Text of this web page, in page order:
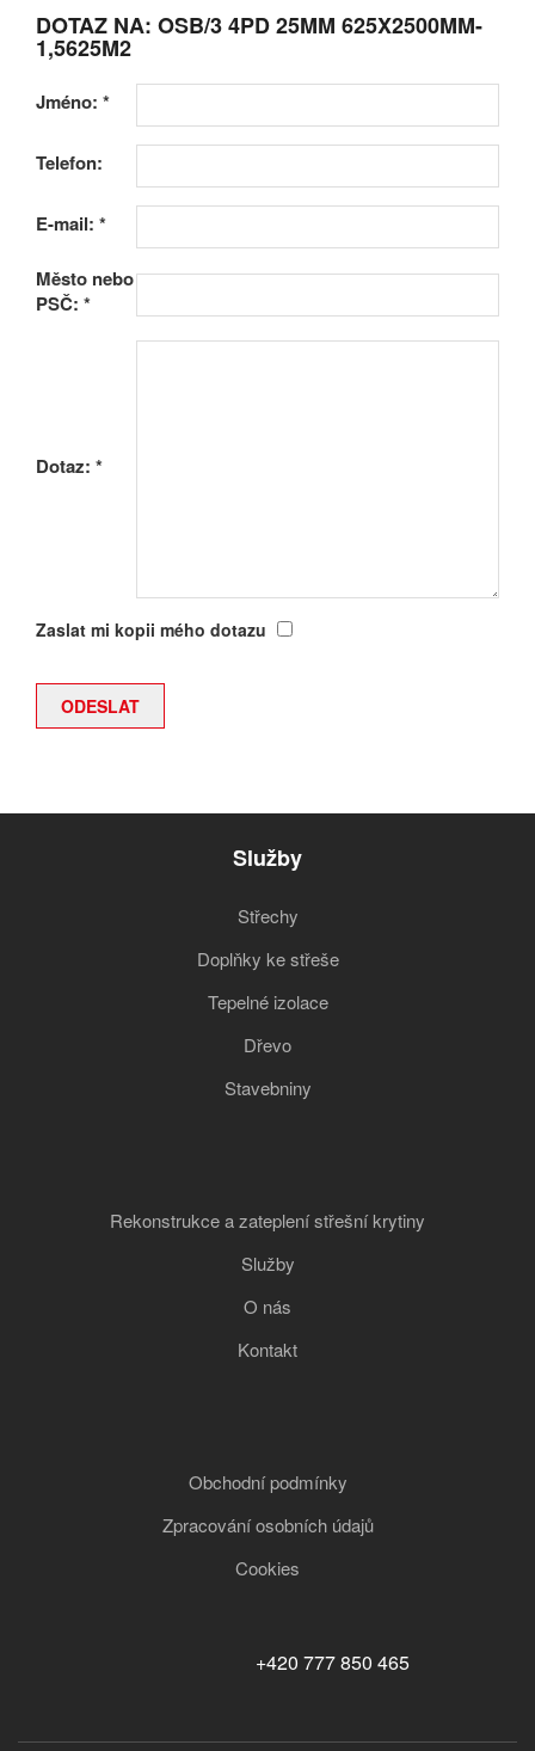
DOTAZ NA: OSB/3 4PD 25MM 625X2500MM-
1,5625M2
Jméno: *
Telefon:
E-mail: *
Město nebo
PSČ: *
Dotaz: *
Zaslat mi kopii mého dotazu
Služby
Střechy
Doplňky ke střeše
Tepelné izolace
Dřevo
Stavebniny
Rekonstrukce a zateplení střešní krytiny
Služby
O nás
Kontakt
Obchodní podmínky
Zpracování osobních údajů
Cookies
+420 777 850 465